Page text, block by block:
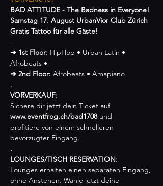
BAD ATTITUDE - The Badness in Everyone!
Samstag 17. August UrbanVior Club Zürich
Gratis Tattoo für alle Gäste!
➜ 1st Floor: HipHop • Urban Latin •
➜ 2nd Floor: Afrobeats • Amapiano
VORVERKAUF:
Sichere dir jetzt dein Ticket auf
www.eventfrog.ch/bad1708 und
profitiere von einem schnelleren
.
LOUNGES/TISCH RESERVATION:
Lounges erhalten einen separaten Eingang,
ohne Anstehen. Wähle jetzt deine